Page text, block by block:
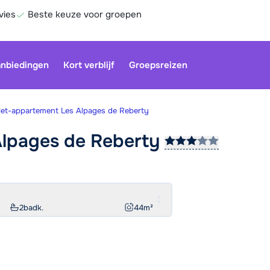
Beste keuze voor groepen
Kort verblijf Groepsreizen
appartement Les Alpages de Reberty
de Reberty
2badk. 44m²